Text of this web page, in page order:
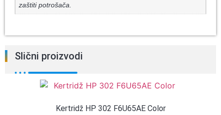
zaštiti potrošača.
Slični proizvodi
Kertridž HP 302 F6U65AE Color